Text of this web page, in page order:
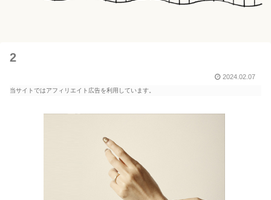
2
2024.02.07
当サイトではアフィリエイト広告を利用しています。